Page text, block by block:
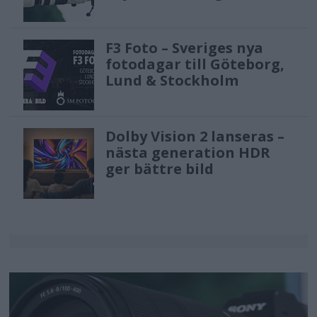
F3 Foto – Sveriges nya
fotodagar till Göteborg,
Lund & Stockholm
Dolby Vision 2 lanseras –
nästa generation HDR
ger bättre bild